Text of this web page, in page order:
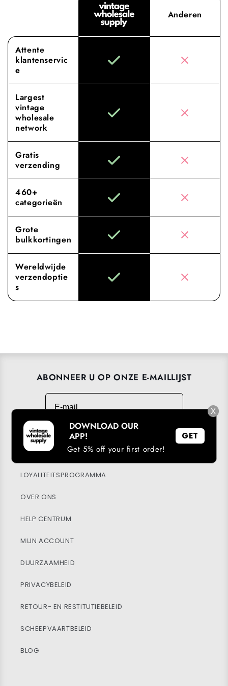
Anderen
Attente
klantenservic
e
Largest
vintage
wholesale
network
Gratis
verzending
460+
categorieën
Grote
bulkkortingen
Wereldwijde
verzendoptie
s
ABONNEER U OP ONZE E-MAILLIJST
E-mail
→
DOWNLOAD ONZE APP
LOYALITEITSPROGRAMMA
OVER ONS
HELP CENTRUM
MIJN ACCOUNT
DUURZAAMHEID
PRIVACYBELEID
RETOUR- EN RESTITUTIEBELEID
SCHEEPVAARTBELEID
BLOG
X
DOWNLOAD OUR
APP!
Get 5% off your first order!
GET